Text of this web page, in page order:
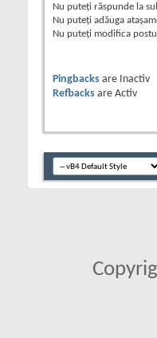
Nu puteţi răspunde la
Nu puteţi adăuga
Nu puteţi modifica
Pingbacks are
Inactiv
Refbacks are Activ